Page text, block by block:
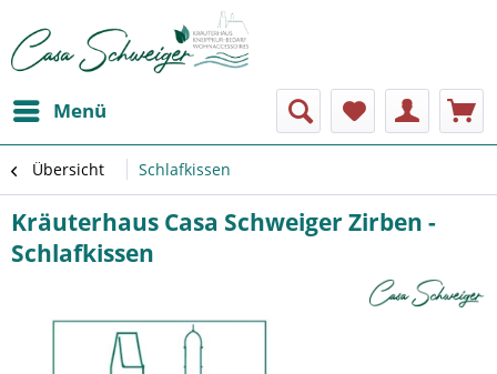
Menü
Übersicht Schlafkissen
Kräuterhaus Casa Schweiger Zirben -
Schlafkissen